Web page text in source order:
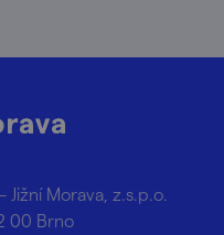
Morava, z.s.p.o.
00 Brno